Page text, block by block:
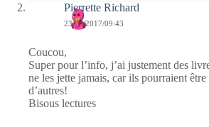
Pierrette Richard
23/05/2017/09:43
Coucou,
Super pour l’info, j’ai justement des
ne les jette jamais, car ils pourraient être
d’autres!
Bisous lectures